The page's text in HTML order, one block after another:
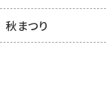
秋まつり